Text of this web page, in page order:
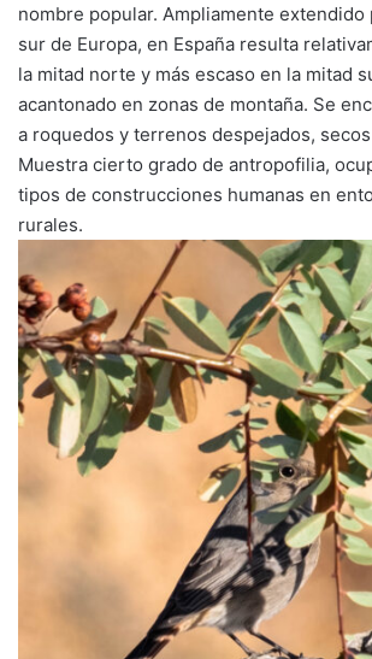
nombre popular. Ampliamente
sur de Europa, en España resulta
la mitad norte y más escaso en la mitad
acantonado en zonas de montaña. Se
a roquedos y terrenos despejados,
Muestra cierto grado de antropofilia,
tipos de construcciones humanas en
rurales.